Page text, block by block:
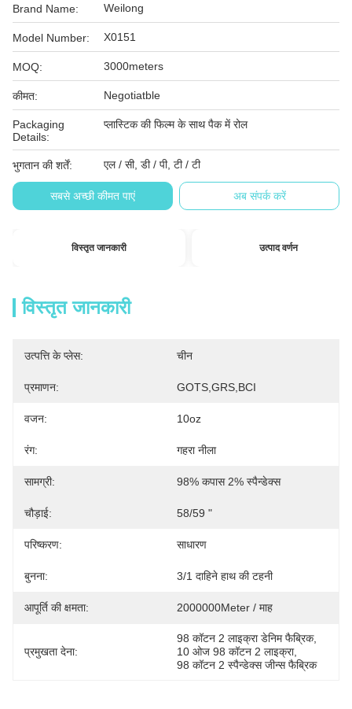
Brand Name: Weilong
Model Number: X0151
MOQ: 3000meters
कीमत: Negotiatble
Packaging
Details:
प्लास्टिक की फिल्म के साथ पैक में रोल
भुगतान की शर्तें: एल / सी, डी / पी, टी / टी
सबसे अच्छी कीमत पाएं अब संपर्क करें
विस्तृत जानकारी उत्पाद वर्णन
विस्तृत जानकारी
उत्पत्ति के प्लेस: चीन
प्रमाणन: GOTS,GRS,BCI
वजन: 10oz
रंग: गहरा नीला
सामग्री: 98% कपास 2% स्पैन्डेक्स
चौड़ाई: 58/59 "
परिष्करण: साधारण
बुनना: 3/1 दाहिने हाथ की टहनी
आपूर्ति की क्षमता: 2000000Meter / माह
प्रमुखता देना:
98 कॉटन 2 लाइक्रा डेनिम फैब्रिक,
10 ओज 98 कॉटन 2 लाइक्रा,
98 कॉटन 2 स्पैन्डेक्स जीन्स फैब्रिक